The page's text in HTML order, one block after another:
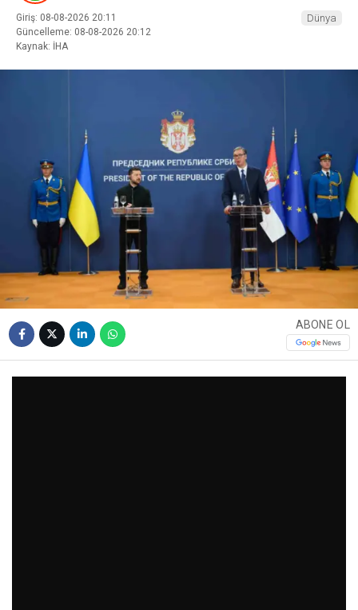
Giriş: 08-08-2026 20:11
Güncelleme: 08-08-2026 20:12
Kaynak: İHA
Dünya
ABONE OL